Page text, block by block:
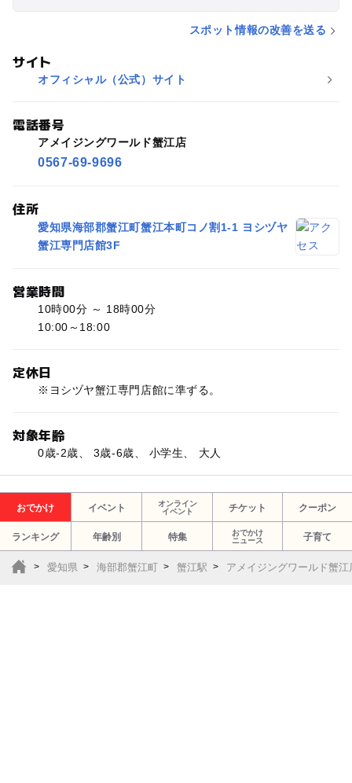
スポット情報の改善を送る
サイト
オフィシャル（公式）サイト
電話番号
アメイジングワールド蟹江店
0567-69-9696
住所
愛知県海部郡蟹江町蟹江本町コノ割1-1 ヨシヅヤ
蟹江専門店館3F
営業時間
10時00分 ～ 18時00分
10:00～18:00
定休日
※ヨシヅヤ蟹江専門店館に準ずる。
対象年齢
0歳-2歳、 3歳-6歳、 小学生、 大人
おでかけ イベント
オンライン
イベント
チケット クーポン
ランキング 年齢別 特集
おでかけ
ニュース
子育て
愛知県 海部郡蟹江町 蟹江駅 アメイジングワールド蟹江